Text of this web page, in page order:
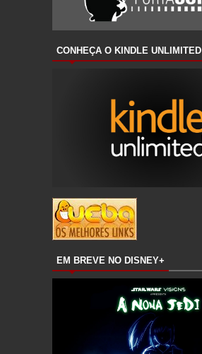
CONHEÇA O KINDLE UNLIMITED
EM BREVE NO DISNEY+